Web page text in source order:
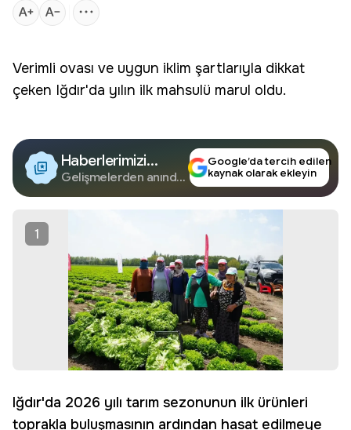
Verimli ovası ve uygun iklim şartlarıyla dikkat
çeken Iğdır'da yılın ilk mahsulü marul oldu.
Haberlerimizi
Google'da Takip
Edin
Gelişmelerden anında
Google’da tercih edilen
kaynak olarak ekleyin
1
Iğdır'da 2026 yılı tarım sezonunun ilk ürünleri
toprakla buluşmasının ardından hasat edilmeye